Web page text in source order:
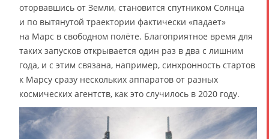
оторвавшись от Земли, становится спутником Солнца
и по вытянутой траектории фактически «падает»
на Марс в свободном полёте. Благоприятное время для
таких запусков открывается один раз в два с лишним
года, и с этим связана, например, синхронность стартов
к Марсу сразу нескольких аппаратов от разных
космических агентств, как это случилось в 2020 году.